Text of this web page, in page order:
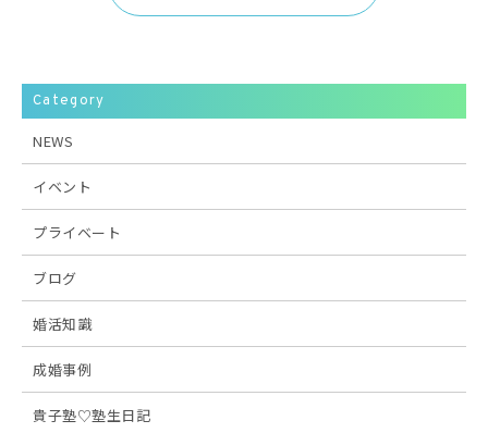
Category
NEWS
イベント
プライベート
ブログ
婚活知識
成婚事例
貴子塾♡塾生日記